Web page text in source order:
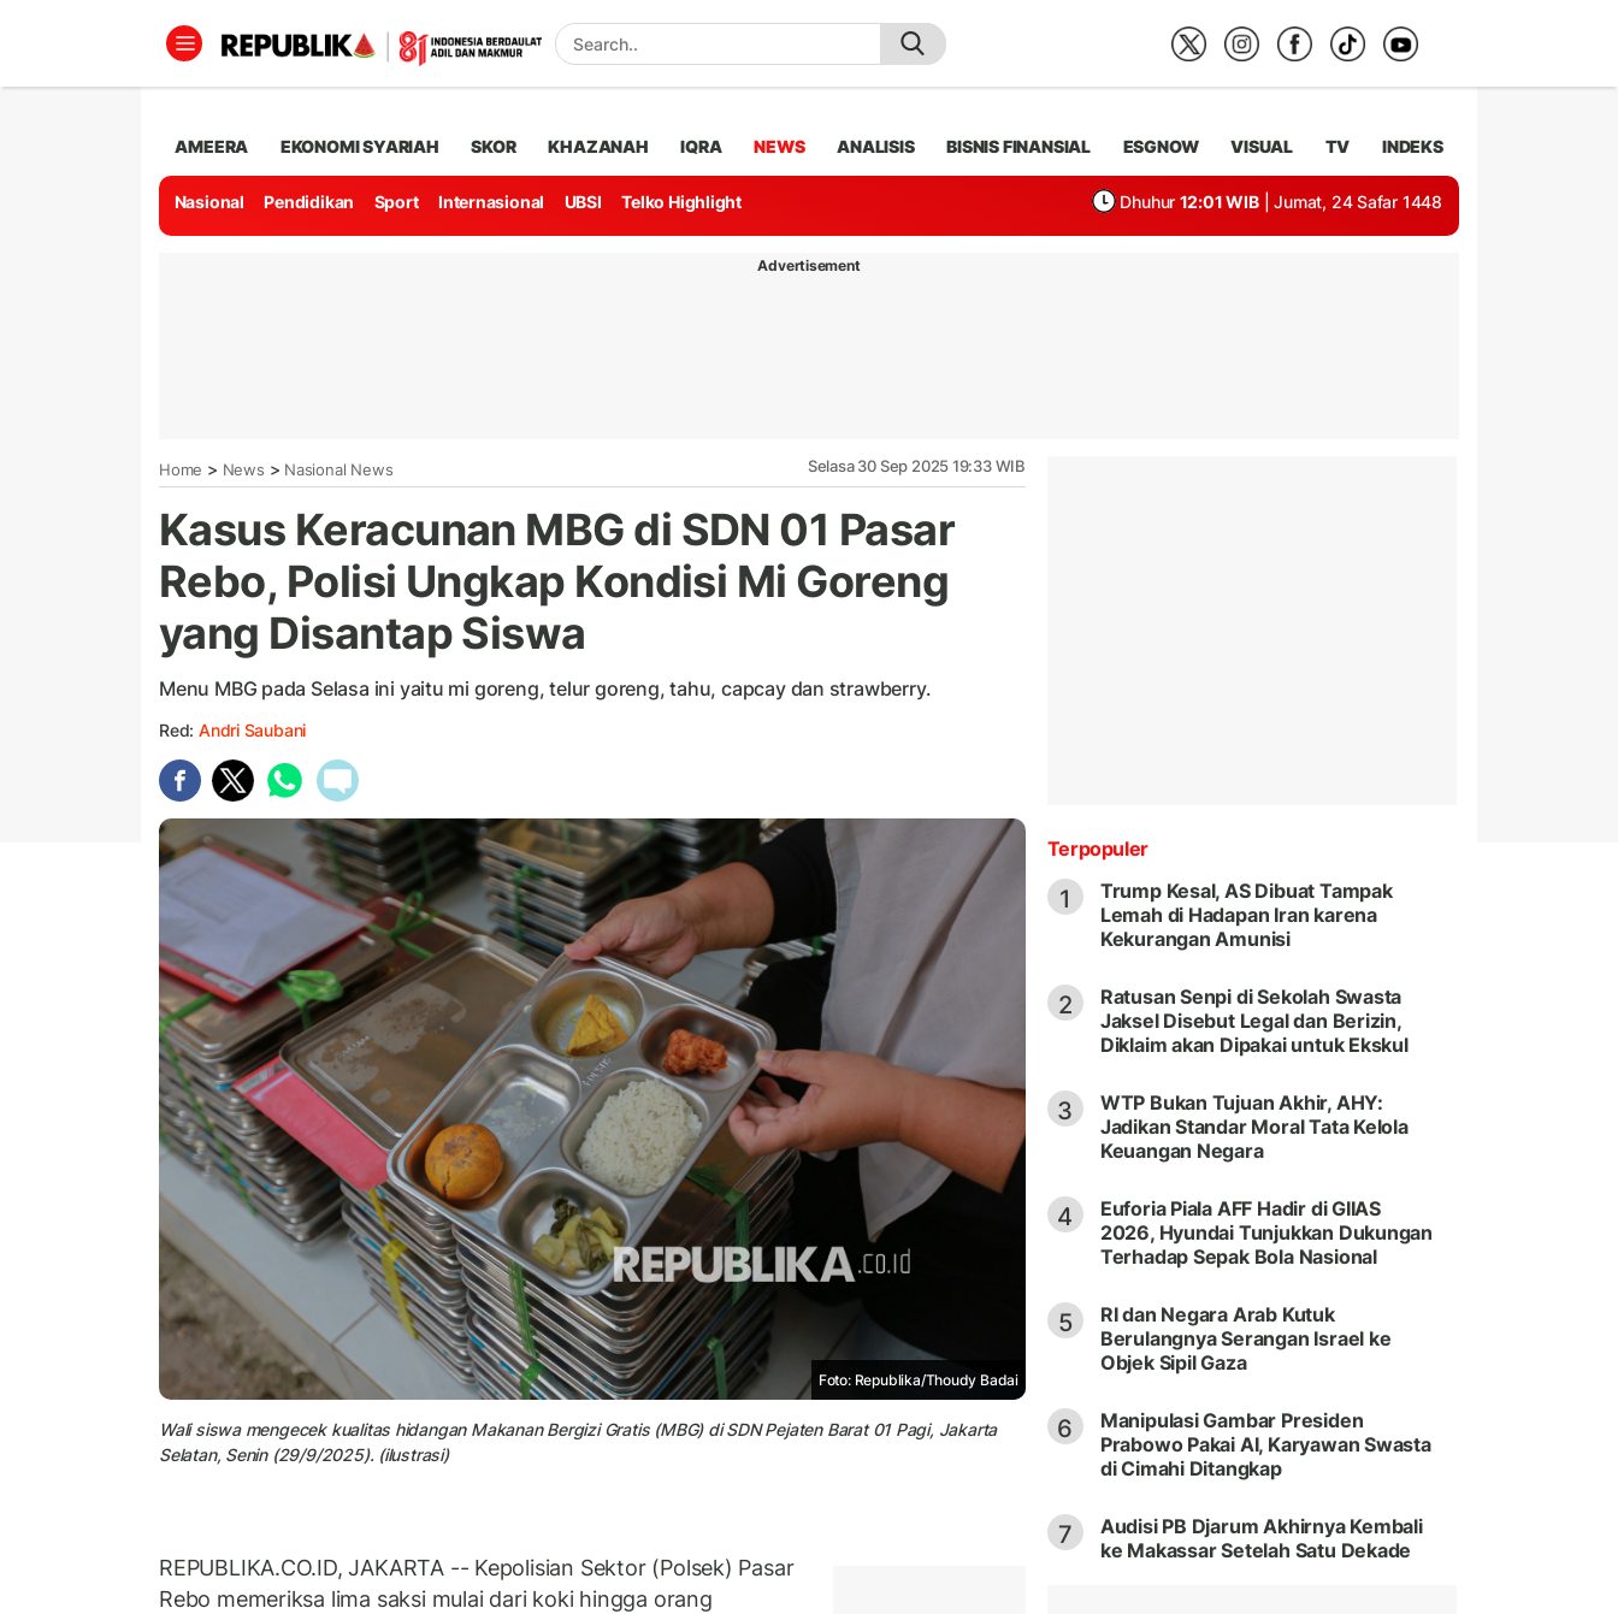
AMEERA EKONOMI SYARIAH SKOR KHAZANAH IQRA NEWS ANALISIS BISNIS FINANSIAL ESGNOW VISUAL TV INDEKS
Nasional Pendidikan Sport Internasional UBSI Telko Highlight Dhuhur 12:01 WIB | Jumat, 24 Safar 1448
Advertisement
Home > News > Nasional News Selasa 30 Sep 2025 19:33 WIB
Kasus Keracunan MBG di SDN 01 Pasar
Rebo, Polisi Ungkap Kondisi Mi Goreng
yang Disantap Siswa
Menu MBG pada Selasa ini yaitu mi goreng, telur goreng, tahu, capcay dan strawberry.
Red: Andri Saubani
Foto: Republika/Thoudy Badai
Wali siswa mengecek kualitas hidangan Makanan Bergizi Gratis (MBG) di SDN Pejaten Barat 01 Pagi, Jakarta
Selatan, Senin (29/9/2025). (ilustrasi)
REPUBLIKA.CO.ID, JAKARTA -- Kepolisian Sektor (Polsek) Pasar
Rebo memeriksa lima saksi mulai dari koki hingga orang
Terpopuler
1
Trump Kesal, AS Dibuat Tampak
Lemah di Hadapan Iran karena
Kekurangan Amunisi
2
Ratusan Senpi di Sekolah Swasta
Jaksel Disebut Legal dan Berizin,
Diklaim akan Dipakai untuk Ekskul
3
WTP Bukan Tujuan Akhir, AHY:
Jadikan Standar Moral Tata Kelola
Keuangan Negara
4
Euforia Piala AFF Hadir di GIIAS
2026, Hyundai Tunjukkan Dukungan
Terhadap Sepak Bola Nasional
5
RI dan Negara Arab Kutuk
Berulangnya Serangan Israel ke
Objek Sipil Gaza
6
Manipulasi Gambar Presiden
Prabowo Pakai AI, Karyawan Swasta
di Cimahi Ditangkap
7
Audisi PB Djarum Akhirnya Kembali
ke Makassar Setelah Satu Dekade